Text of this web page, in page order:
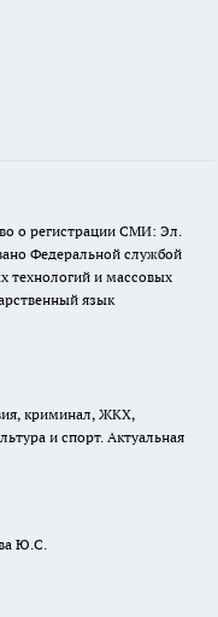
о регистрации СМИ: Эл.
Федеральной службой
технологий и массовых
язык
криминал, ЖКХ,
и спорт. Актуальная
Ю.С.